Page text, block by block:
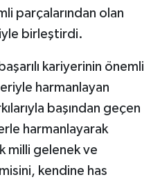
parçalarından olan
birleştirdi.
kariyerinin önemli
harmanlayan
başından geçen
harmanlayarak
milli gelenek ve
kendine has